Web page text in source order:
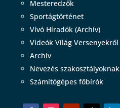
Mesteredzők
Sportágtörténet
Vívó Híradók (Archív)
Videók Világ Versenyekről
Archív
Nevezés szakosztályoknak
Számítógépes főbírók